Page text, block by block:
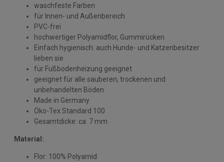
waschfeste Farben
für Innen- und Außenbereich
PVC-frei
hochwertiger Polyamidflor, Gummirücken
Einfach hygienisch: auch Hunde- und Katzenbesitzer
lieben sie
für Fußbodenheizung geeignet
geeignet für alle sauberen, trockenen und
unbehandelten Böden
Made in Germany
Öko-Tex Standard 100
Gesamtdicke: ca. 7 mm
Material:
Flor: 100% Polyamid